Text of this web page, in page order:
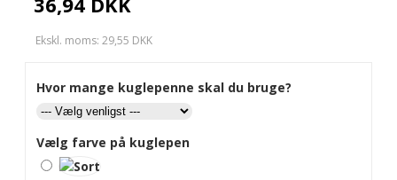
Ekskl. moms: 29,55 DKK
Hvor mange kuglepenne skal du bruge?
Vælg farve på kuglepen